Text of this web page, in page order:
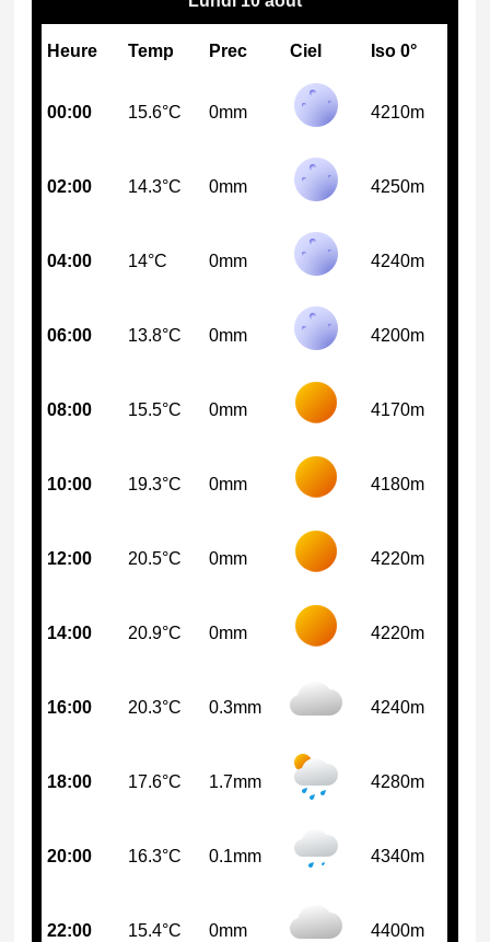
Heure Temp Prec Ciel Iso 0°
00:00 15.6°C 0mm 4210m
02:00 14.3°C 0mm 4250m
04:00 14°C 0mm 4240m
06:00 13.8°C 0mm 4200m
08:00 15.5°C 0mm 4170m
10:00 19.3°C 0mm 4180m
12:00 20.5°C 0mm 4220m
14:00 20.9°C 0mm 4220m
16:00 20.3°C 0.3mm 4240m
18:00 17.6°C 1.7mm 4280m
20:00 16.3°C 0.1mm 4340m
22:00 15.4°C 0mm 4400m